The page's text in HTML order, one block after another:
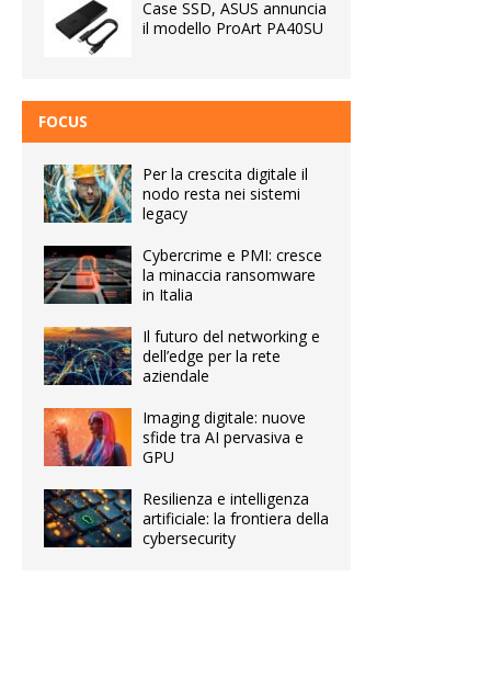
Case SSD, ASUS annuncia
il modello ProArt PA40SU
FOCUS
Per la crescita digitale il
nodo resta nei sistemi
legacy
Cybercrime e PMI: cresce
la minaccia ransomware
in Italia
Il futuro del networking e
dell’edge per la rete
aziendale
Imaging digitale: nuove
sfide tra AI pervasiva e
GPU
Resilienza e intelligenza
artificiale: la frontiera della
cybersecurity